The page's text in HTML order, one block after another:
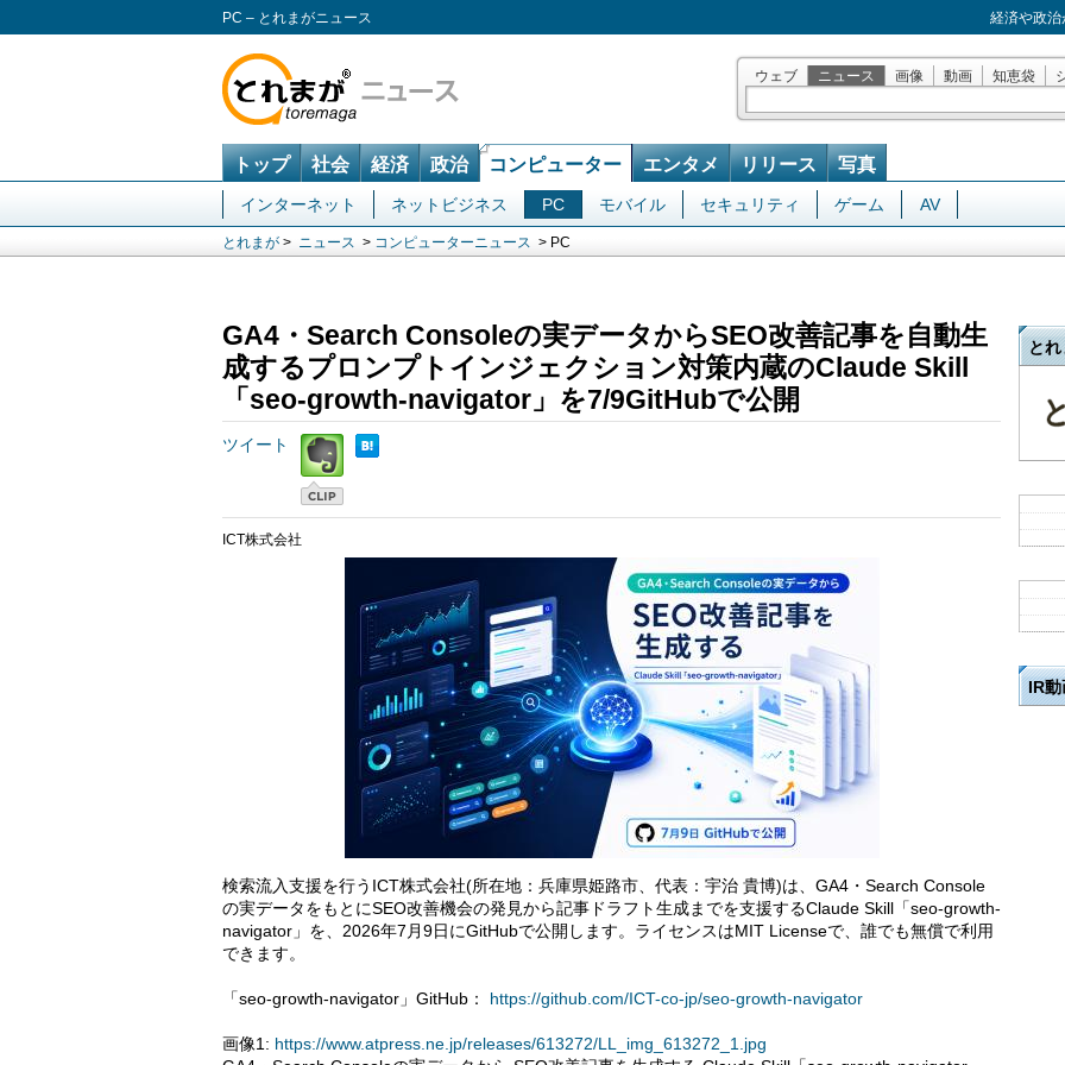
PC – とれまがニュース 経済や政
ウェブ ニュース 画像 動画 知恵袋
トップ 社会 経済 政治 コンピューター エンタメ リリース 写真
インターネット ネットビジネス PC モバイル セキュリティ ゲーム AV
とれまが > ニュース > コンピューターニュース > PC
GA4・Search Consoleの実データからSEO改善記事を自動生
成するプロンプトインジェクション対策内蔵のClaude Skill
「seo-growth-navigator」を7/9GitHubで公開
ツイート
ICT株式会社
検索流入支援を行うICT株式会社(所在地：兵庫県姫路市、代表：宇治 貴博)は、GA4・Search Console
の実データをもとにSEO改善機会の発見から記事ドラフト生成までを支援するClaude Skill「seo-growth-
navigator」を、2026年7月9日にGitHubで公開します。ライセンスはMIT Licenseで、誰でも無償で利用
できます。
「seo-growth-navigator」GitHub： https://github.com/ICT-co-jp/seo-growth-navigator
画像1: https://www.atpress.ne.jp/releases/613272/LL_img_613272_1.jpg
とれ
IR動